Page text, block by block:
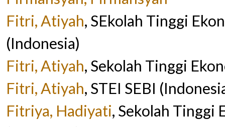
Fitri, Atiyah, SEkolah Tinggi
(Indonesia)
Fitri, Atiyah, Sekolah Tinggi
Fitri, Atiyah, STEI SEBI
Fitriya, Hadiyati, Sekolah Tinggi